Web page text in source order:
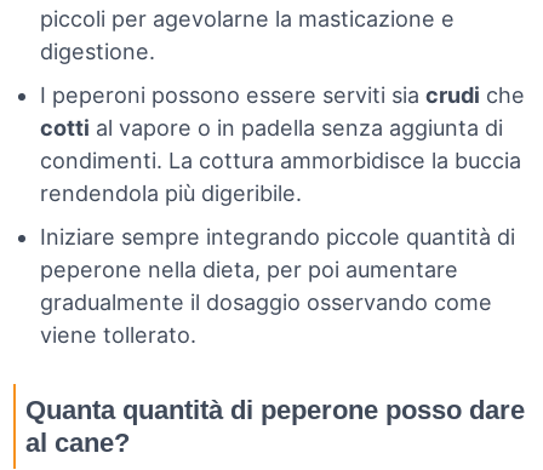
piccoli per agevolarne la masticazione e
digestione.
I peperoni possono essere serviti sia crudi che
cotti al vapore o in padella senza aggiunta di
condimenti. La cottura ammorbidisce la buccia
rendendola più digeribile.
Iniziare sempre integrando piccole quantità di
peperone nella dieta, per poi aumentare
gradualmente il dosaggio osservando come
viene tollerato.
Quanta quantità di peperone posso dare
al cane?